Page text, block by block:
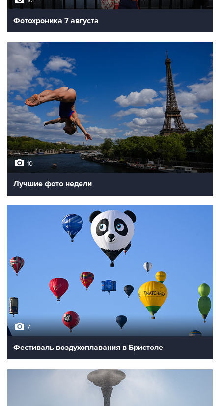
Фотохроника 7 августа
10
Лучшие фото недели
7
Фестиваль воздухоплавания в Бристоле